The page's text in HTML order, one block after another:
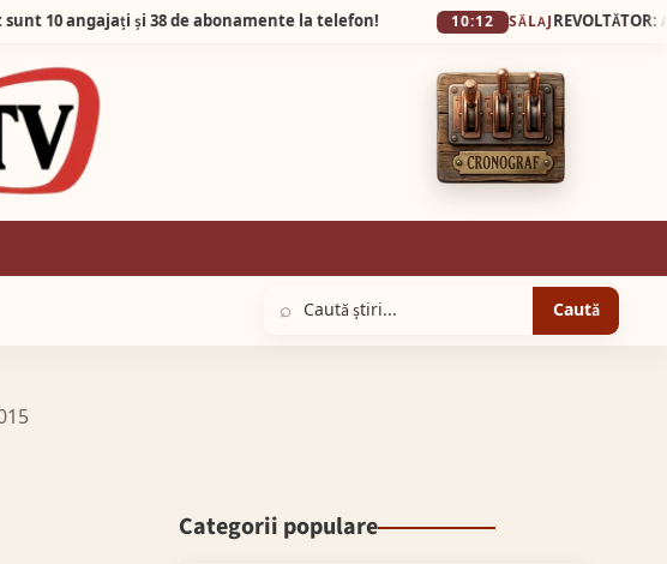
și 38 de abonamente la telefon! 10:12 SĂLAJ
⌕ Caută
Categorii populare